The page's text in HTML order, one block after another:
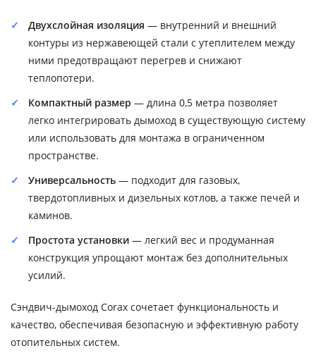
Двухслойная изоляция — внутренний и внешний
контуры из нержавеющей стали с утеплителем между
ними предотвращают перегрев и снижают
теплопотери.
Компактный размер — длина 0,5 метра позволяет
легко интегрировать дымоход в существующую систему
или использовать для монтажа в ограниченном
пространстве.
Универсальность — подходит для газовых,
твердотопливных и дизельных котлов, а также печей и
каминов.
Простота установки — легкий вес и продуманная
конструкция упрощают монтаж без дополнительных
усилий.
Сэндвич-дымоход Corax сочетает функциональность и
качество, обеспечивая безопасную и эффективную работу
отопительных систем.